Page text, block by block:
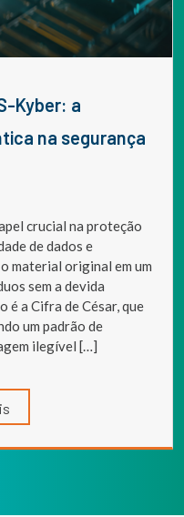
na segurança
crucial na proteção
de dados e
material original em um
sem a devida
é a Cifra de César, que
um padrão de
ilegível […]